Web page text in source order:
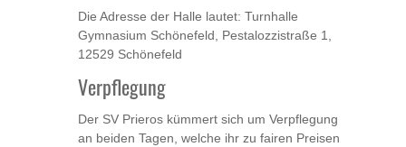
Die Adresse der Halle lautet: Turnhalle
Gymnasium Schönefeld, Pestalozzistraße 1,
12529 Schönefeld
Verpflegung
Der SV Prieros kümmert sich um Verpflegung
an beiden Tagen, welche ihr zu fairen Preisen